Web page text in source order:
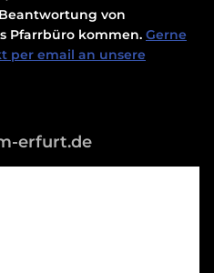
von
Pfarrbüro kommen. Gerne
per email an unsere
erfurt.de